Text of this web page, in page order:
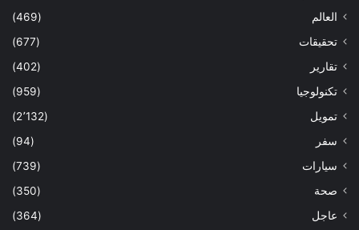
العالم
(469)
تحقيقات
(677)
تقارير
(402)
تكنولوجيا
(959)
تمويل
(2٬132)
سفر
(94)
سيارات
(739)
صحة
(350)
عاجل
(364)